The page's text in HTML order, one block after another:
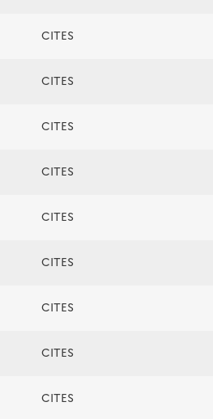
CITES
CITES
CITES
CITES
CITES
CITES
CITES
CITES
CITES